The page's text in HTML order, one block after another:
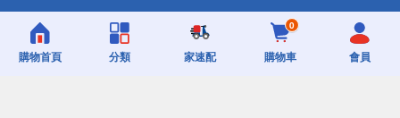
購物首頁 分類 家速配
0
購物車 會員